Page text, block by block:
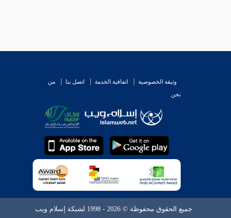
وثيقة الخصوصية اتفاقية الخدمة اتصل بنا
من
نحن
جميع الحقوق محفوظة © 2026 - 1998 لشبكة إسلام ويب